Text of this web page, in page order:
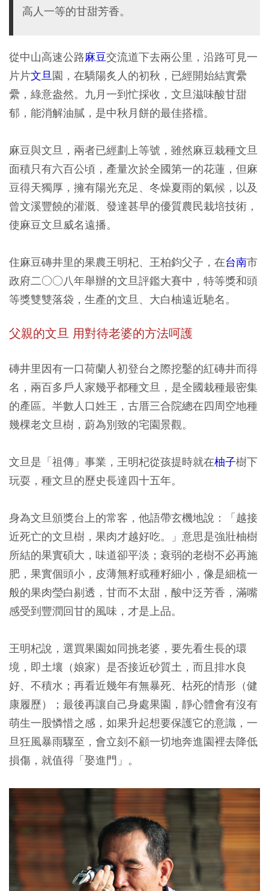
高人一等的甘甜芳香。
從中山高速公路麻豆交流道下去兩公里，沿路可見一
片片文旦園，在驕陽炙人的初秋，已經開始結實纍
纍，綠意盎然。九月一到忙採收，文旦滋味酸甘甜
郁，能消解油膩，是中秋月餅的最佳搭檔。
麻豆與文旦，兩者已經劃上等號，雖然麻豆栽種文旦
面積只有六百公頃，產量次於全國第一的花蓮，但麻
豆得天獨厚，擁有陽光充足、冬燥夏雨的氣候，以及
曾文溪豐饒的灌溉、發達甚早的優質農民栽培技術，
使麻豆文旦威名遠播。
住麻豆磚井里的果農王明杞、王柏鈞父子，在台南市
政府二○○八年舉辦的文旦評鑑大賽中，特等獎和頭
等獎雙雙落袋，生產的文旦、大白柚遠近馳名。
父親的文旦 用對待老婆的方法呵護
磚井里因有一口荷蘭人初登台之際挖鑿的紅磚井而得
名，兩百多戶人家幾乎都種文旦，是全國栽種最密集
的產區。半數人口姓王，古厝三合院總在四周空地種
幾棵老文旦樹，蔚為別致的宅園景觀。
文旦是「祖傳」事業，王明杞從孩提時就在柚子樹下
玩耍，種文旦的歷史長達四十五年。
身為文旦頒獎台上的常客，他語帶玄機地說：「越接
近死亡的文旦樹，果肉才越好吃。」意思是強壯柚樹
所結的果實碩大，味道卻平淡；衰弱的老樹不必再施
肥，果實個頭小，皮薄無籽或種籽細小，像是細梳一
般的果肉瑩白剔透，甘而不太甜，酸中泛芳香，滿嘴
感受到豐潤回甘的風味，才是上品。
王明杞說，選買果園如同挑老婆，要先看生長的環
境，即土壤（娘家）是否接近砂質土，而且排水良
好、不積水；再看近幾年有無暴死、枯死的情形（健
康履歷）；最後再讓自己身處果園，靜心體會有沒有
萌生一股憐惜之感，如果升起想要保護它的意識，一
旦狂風暴雨驟至，會立刻不顧一切地奔進園裡去降低
損傷，就值得「娶進門」。